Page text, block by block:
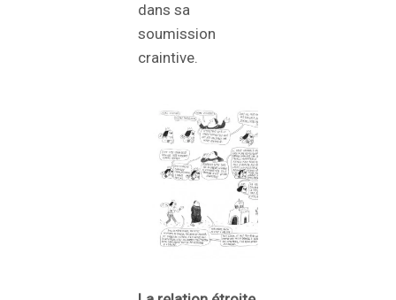
dans sa
soumission
craintive.